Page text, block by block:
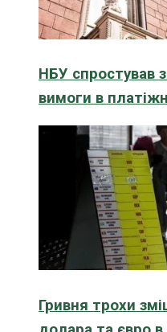
НБУ спростував
вимоги в
Гривня трохи